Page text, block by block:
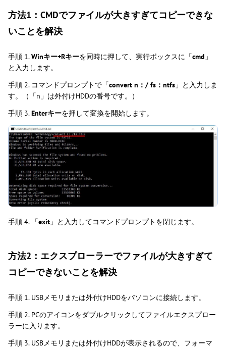
方法1：CMDでファイルが大きすぎてコピーできな
いことを解決
手順 1.Winキー+Rキーを同時に押して、実行ボックスに「cmd 」
と入力します。
手順 2. コマンドプロンプトで「convert n：/ fs：ntfs 」と入力しま
す。（「n」は外付けHDDの番号です。）
手順 3.Enterキーを押して変換を開始します。
手順 4. 「exit 」と入力してコマンドプロンプトを閉じます。
方法2：エクスプローラーでファイルが大きすぎて
コピーできないことを解決
手順 1. USBメモリまたは外付けHDDをパソコンに接続します。
手順 2. PCのアイコンをダブルクリックしてファイルエクスプロー
ラーに入ります。
手順 3. USBメモリまたは外付けHDDが表示されるので、フォーマ